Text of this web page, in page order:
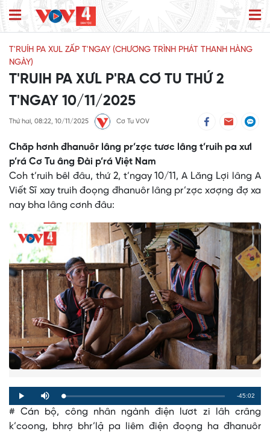
T'RUÍH PA XUL ZẤP T'NGAY (CHƯƠNG TRÌNH PHÁT THANH HÀNG
NGÀY)
T'RUIH PA XƯL P'RA CƠ TU THỨ 2
T'NGAY 10/11/2025
Thứ hai, 08:22, 10/11/2025 Cơ Tu VOV
Chăp hơnh đhanuôr lâng pr’zợc tươc lâng t’ruih pa xưl
p’rá Cơ Tu âng Đài p’rá Việt Nam
Coh t’ruih bêl đâu, thứ 2, t’ngay 10/11, A Lăng Lợi lâng A
Viết Sĩ xay truih đoọng đhanuôr lâng pr’zợc xơợng đợ xa
nay bha lâng cơnh đâu:
Play Mute Loaded:
0%
Progress:
0%
Remaining
Time
-45:02
# Cán bộ, công nhân ngành điện lươt zi lâh crâng
k’coong, bhrợ bhr’lậ pa liêm điện đoọng ha đhanuôr